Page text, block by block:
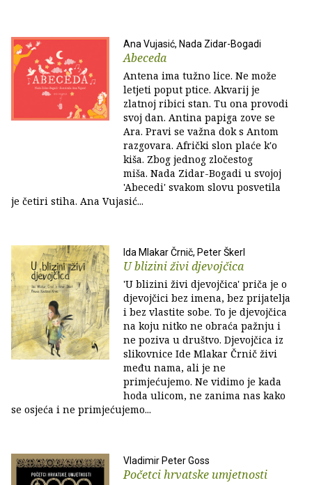
Ana Vujasić, Nada Zidar-Bogadi
Abeceda
Antena ima tužno lice. Ne može
letjeti poput ptice. Akvarij je
zlatnoj ribici stan. Tu ona provodi
svoj dan. Antina papiga zove se
Ara. Pravi se važna dok s Antom
razgovara. Afrički slon plaće k'o
kiša. Zbog jednog zločestog
miša. Nada Zidar-Bogadi u svojoj
'Abecedi' svakom slovu posvetila
je četiri stiha. Ana Vujasić...
Ida Mlakar Črnič, Peter Škerl
U blizini živi djevojčica
'U blizini živi djevojčica' priča je o
djevojčici bez imena, bez prijatelja
i bez vlastite sobe. To je djevojčica
na koju nitko ne obraća pažnju i
ne poziva u društvo. Djevojčica iz
slikovnice Ide Mlakar Črnič živi
među nama, ali je ne
primjećujemo. Ne vidimo je kada
hoda ulicom, ne zanima nas kako
se osjeća i ne primjećujemo...
Vladimir Peter Goss
Početci hrvatske umjetnosti